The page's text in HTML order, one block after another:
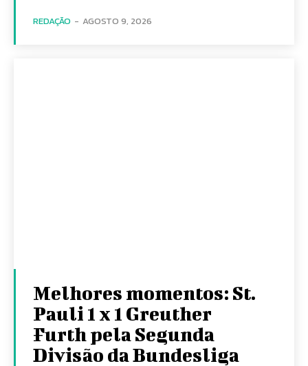
REDAÇÃO - AGOSTO 9, 2026
Melhores momentos: St.
Pauli 1 x 1 Greuther
Furth pela Segunda
Divisão da Bundesliga